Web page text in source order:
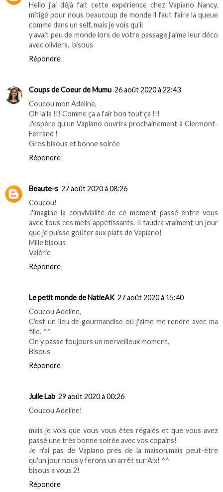
Hello j'ai déjà fait cette expérience chez Vapiano Nancy,
mitigé pour nous beaucoup de monde il faut faire la queue
comme dans un self, mais je vois qu'il
y avait peu de monde lors de votre passage j'aime leur déco
avec oliviers.. bisous
Répondre
Coups de Coeur de Mumu 26 août 2020 à 22:43
Coucou mon Adeline,
Oh la la !!! Comme ça a l'air bon tout ça !!!
J'espère qu'un Vapiano ouvrira prochainement à Clermont-
Ferrand !
Gros bisous et bonne soirée
Répondre
Beaute-s 27 août 2020 à 08:26
Coucou!
J'imagine la convivialité de ce moment passé entre vous
avec tous ces mets appétissants. Il faudra vraiment un jour
que je puisse goûter aux plats de Vapiano!
Mille bisous
Valérie
Répondre
Le petit monde de NatieAK 27 août 2020 à 15:40
Coucou Adeline,
C'est un lieu de gourmandise où j'aime me rendre avec ma
fille. ^^
On y passe toujours un merveilleux moment.
Bisous
Répondre
Julie Lab 29 août 2020 à 00:26
Coucou Adeline!
mais je vois que vous vous êtes régalés et que vous avez
passé une très bonne soirée avec vos copains!
Je n'ai pas de Vapiano près de la maison,mais peut-être
qu'un jour nous y ferons un arrêt sur Aix! ^^
bisous à vous 2!
Répondre